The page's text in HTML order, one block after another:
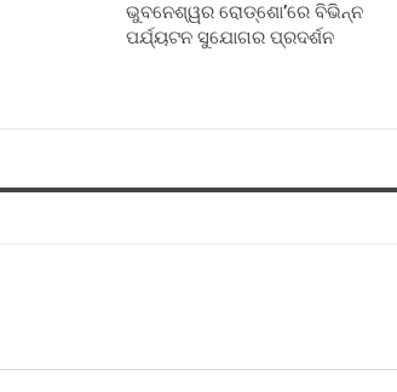
ଭୁବନେଶ୍ୱର ରୋଡ୍‌ଶୋ’ରେ ବିଭିନ୍ନ
ପର୍ଯ୍ୟଟନ ସୁଯୋଗର ପ୍ରଦର୍ଶନ